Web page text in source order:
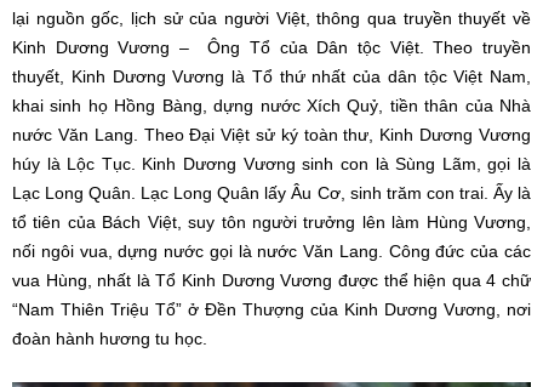
lại nguồn gốc, lịch sử của người Việt, thông qua truyền thuyết về
Kinh Dương Vương – Ông Tổ của Dân tộc Việt. Theo truyền
thuyết, Kinh Dương Vương là Tổ thứ nhất của dân tộc Việt Nam,
khai sinh họ Hồng Bàng, dựng nước Xích Quỷ, tiền thân của Nhà
nước Văn Lang. Theo Đại Việt sử ký toàn thư, Kinh Dương Vương
húy là Lộc Tục. Kinh Dương Vương sinh con là Sùng Lãm, gọi là
Lạc Long Quân. Lạc Long Quân lấy Âu Cơ, sinh trăm con trai. Ấy là
tổ tiên của Bách Việt, suy tôn người trưởng lên làm Hùng Vương,
nối ngôi vua, dựng nước gọi là nước Văn Lang. Công đức của các
vua Hùng, nhất là Tổ Kinh Dương Vương được thể hiện qua 4 chữ
“Nam Thiên Triệu Tổ” ở Đền Thượng của Kinh Dương Vương, nơi
đoàn hành hương tu học.